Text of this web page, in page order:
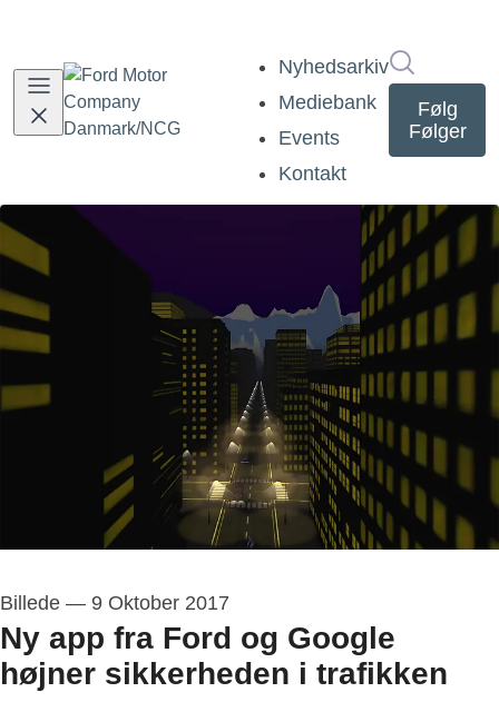
Nyhedsarkiv
Mediebank
Events
Kontakt
Følg
Følger
Billede — 9 Oktober 2017
Ny app fra Ford og Google
højner sikkerheden i trafikken